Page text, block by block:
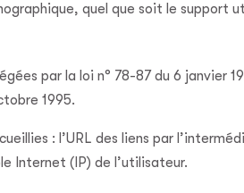
quel que soit le support
par la loi n° 78-87 du 6 janvier
1995.
: l’URL des liens par
Internet (IP) de l’utilisateur.